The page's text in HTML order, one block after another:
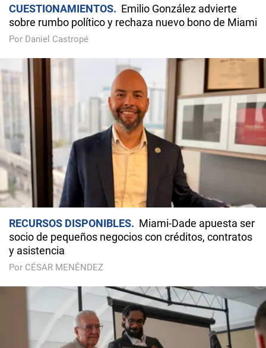
CUESTIONAMIENTOS
Emilio González advierte
sobre rumbo político y rechaza nuevo bono de Miami
Por Daniel Castropé
RECURSOS DISPONIBLES
Miami-Dade apuesta ser
socio de pequeños negocios con créditos, contratos
y asistencia
Por CÉSAR MENÉNDEZ